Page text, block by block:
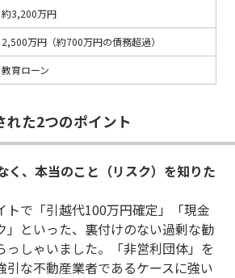
約3,200万円
2,500万円（約700万円の債務超過）
教育ローン
た2つのポイント
く、本当のこと（リスク）を知りた
トで「引越代100万円確定」「現金
」といった、裏付けのない過剰な勧
っしゃいました。「非営利団体」を
引な不動産業者であるケースに強い